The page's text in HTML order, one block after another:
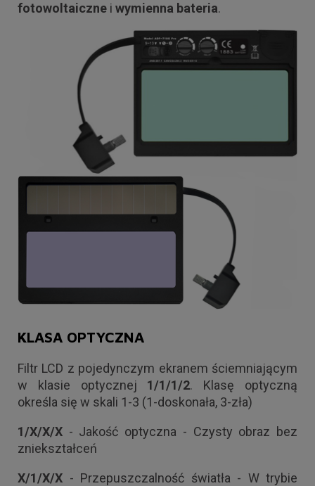
fotowoltaiczne i wymienna bateria.
KLASA OPTYCZNA
Filtr LCD z pojedynczym ekranem ściemniającym
w klasie optycznej 1/1/1/2. Klasę optyczną
określa się w skali 1-3 (1-doskonała, 3-zła)
1/X/X/X - Jakość optyczna - Czysty obraz bez
zniekształceń
X/1/X/X - Przepuszczalność światła - W trybie